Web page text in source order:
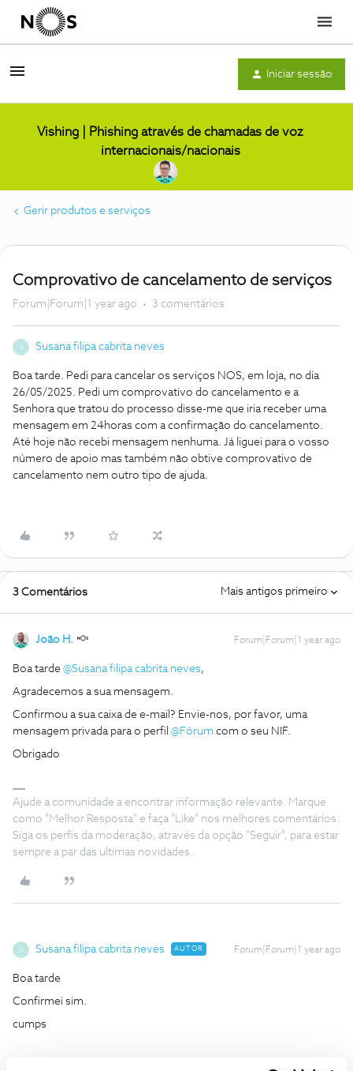
Menu
Iniciar sessão
Vishing | Phishing através de chamadas de voz
internacionais/nacionais
Gerir produtos e serviços
Comprovativo de cancelamento de serviços
Forum|Forum|1 year ago 3 comentários
S Susana filipa cabrita neves
Boa tarde. Pedi para cancelar os serviços NOS, em loja, no dia
26/05/2025. Pedi um comprovativo do cancelamento e a
Senhora que tratou do processo disse-me que iria receber uma
mensagem em 24horas com a confirmação do cancelamento.
Até hoje não recebi mensagem nenhuma. Já liguei para o vosso
número de apoio mas também não obtive comprovativo de
cancelamento nem outro tipo de ajuda.
3 Comentários Mais antigos primeiro
João H. Forum|Forum|1 year ago
Boa tarde ​ @Susana filipa cabrita neves,
Agradecemos a sua mensagem.
Confirmou a sua caixa de e-mail? Envie-nos, por favor, uma
mensagem privada para o perfil ​ @Fórum com o seu NIF.
Obrigado
Ajude a comunidade a encontrar informação relevante. Marque
como "Melhor Resposta" e faça "Like" nos melhores comentários.
Siga os perfis da moderação, através da opção "Seguir", para estar
sempre a par das ultimas novidades.
S Susana filipa cabrita neves AUTOR Forum|Forum|1 year ago
Boa tarde
Confirmei sim.
cumps